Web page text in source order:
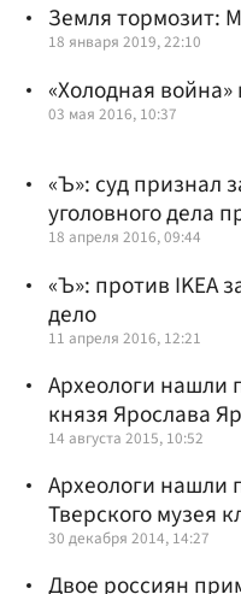
Земля тормозит:
18 января 2019, 22:10
«Холодная
03 мая 2016, 10:37
«Ъ»: суд признал
уголовного дела
18 апреля 2016, 09:44
«Ъ»: против IKEA
дело
11 апреля 2016, 12:21
Археологи нашли
князя Ярослава
14 августа 2015, 10:52
Археологи нашли
Тверского музея
30 декабря 2014, 14:27
Двое россиян